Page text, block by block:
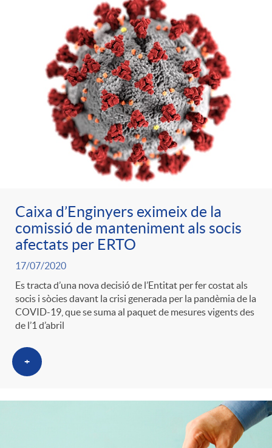
Caixa d’Enginyers eximeix de la
comissió de manteniment als socis
afectats per ERTO
17/07/2020
Es tracta d’una nova decisió de l’Entitat per fer costat als
socis i sòcies davant la crisi generada per la pandèmia de la
COVID-19, que se suma al paquet de mesures vigents des
de l’1 d’abril
+